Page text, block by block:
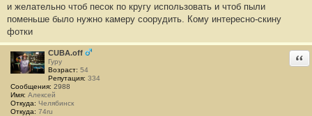
о
б
щ
н
и
е
#
6
и желательно чтоб песок по кругу использовать и чтоб пыли
поменьше было нужно камеру соорудить. Кому интересно-скину
фотки
CUBA.off
Гуру
Возраст: 54
Репутация: 334
Сообщения: 2988
Имя: Алексей
Откуда: Челябинск
Откуда: 74ru